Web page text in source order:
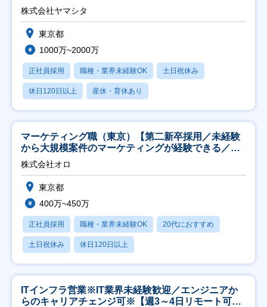
株式会社ヤマシタ
東京都
1000万~2000万
正社員採用 職種・業界未経験OK 土日祝休み
休日120日以上 産休・育休あり
マーケティング職（東京）【第二新卒採用／未経験
から大規模案件のマーケティングが経験できる／研
修充実】
株式会社オロ
東京都
400万~450万
正社員採用 職種・業界未経験OK 20代におすすめ
土日祝休み 休日120日以上
ITインフラ営業※IT業界未経験歓迎／エンジニアか
らのキャリアチェンジ可※【週3～4日リモート可